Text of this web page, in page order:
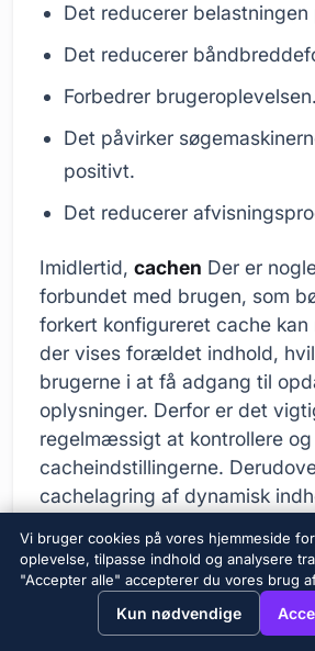
View this page in English?
Det reducerer belastningen
Det reducerer
Forbedrer brugeroplevelsen.
Det påvirker
positivt.
Det reducerer
Imidlertid, cachen Der er
forbundet med brugen, som
forkert konfigureret cache kan
der vises forældet indhold,
brugerne i at få adgang til
oplysninger. Derfor er det
regelmæssigt at kontrollere
cacheindstillingerne.
cachelagring af dynamisk
cachestrategier planlægges
implementeres omhyggeligt.
Vi bruger cookies på vores hjemmeside
oplevelse, tilpasse indhold og analysere
"Accepter alle" accepterer du vores brug
Kun nødvendige